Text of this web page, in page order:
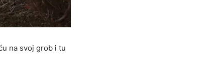
na svoj grob i tu